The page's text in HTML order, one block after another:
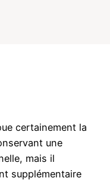
certainement la
une
mais il
supplémentaire